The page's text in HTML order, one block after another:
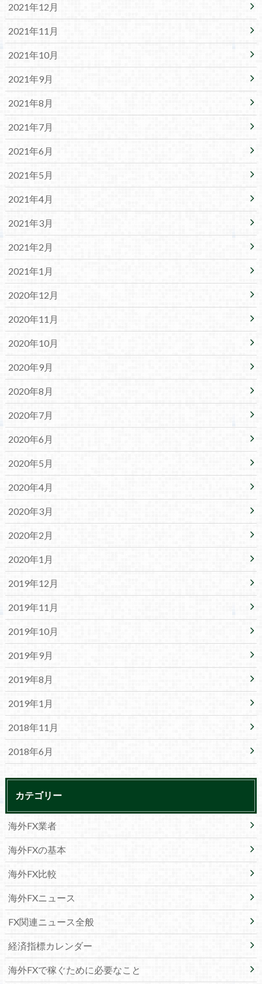
2021年12月
2021年11月
2021年10月
2021年9月
2021年8月
2021年7月
2021年6月
2021年5月
2021年4月
2021年3月
2021年2月
2021年1月
2020年12月
2020年11月
2020年10月
2020年9月
2020年8月
2020年7月
2020年6月
2020年5月
2020年4月
2020年3月
2020年2月
2020年1月
2019年12月
2019年11月
2019年10月
2019年9月
2019年8月
2019年1月
2018年11月
2018年6月
カテゴリー
海外FX業者
海外FXの基本
海外FX比較
海外FXニュース
FX関連ニュース全般
経済指標カレンダー
海外FXで稼ぐために必要なこと